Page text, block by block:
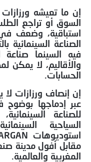
إن ما تعيشه
السوق أو تراجع
استباقية، وضعف في
الصناعة السينمائية
فيه السينما صناعة
والأقاليم، لا يمكن
الحسابات.
إن إنصاف ورزازات لا
عبر إدماجها بوضوح
للصناعة
السياحية
مقابل أفول مدينة
المغربية والعالمية.